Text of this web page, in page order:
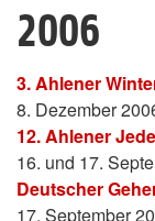
2006
3. Ahlener
8. Dezember
12. Ahlener
16. und 17.
Deutscher
17. September